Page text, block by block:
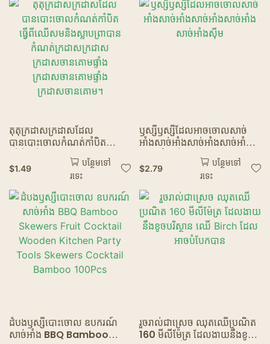
តុតុក្រដាសក្រដាសដែល
បានបោះចោលកំណត់កាំបិត
ធ្វើពីឈើសមនិងស្លាបព្រាបាន
កំណត់ក្រដាសក្រដាស
ក្រដាសចានគោមផ្ទាំង
ក្រដាសចានគោមផ្ទាំង
ក្រដាសចានគោម។
$1.49
បន្ថែមទៅ
រទេះ
ឫស្សីឫស្សីដែលអាចចោលសាច់
អាំងសាច់អាំងសាច់អាំងសាច់អាំង
$2.79
បន្ថែមទៅ
រទេះ
ដំបងឫស្សីបោះចោល ឧបករណ៍
សាច់អាំង BBQ Bamboo
រួចរាល់ជាស្រេច ឈុតឈើប្រណិត
160 មីលីម៉ែត្រ ដែលងាយនឹងខូច